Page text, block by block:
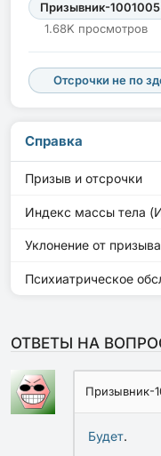
Призывник-1001005
1.68K просмотров
Отсрочки не по
Справка
Призыв и отсрочки
Индекс массы тела
Уклонение от призыва
Психиатрическое
ОТВЕТЫ НА
Призывник-
Будет.